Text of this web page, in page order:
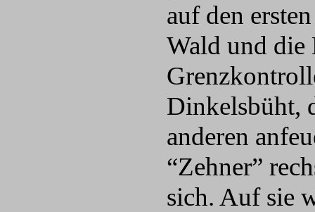
auf den
Wald und die
Dinkelsbüht,
anderen
“Zehner”
sich. Auf sie